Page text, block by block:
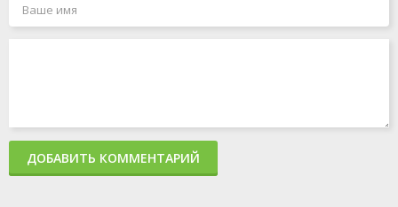
ДОБАВИТЬ КОММЕНТАРИЙ